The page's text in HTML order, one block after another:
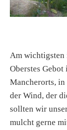
Am wichtigsten
Oberstes Gebot
Mancherorts, in
der Wind, der
sollten wir
mulcht gerne